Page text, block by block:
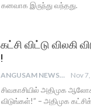
கனவாக இருந்து வந்தது.
கட்சி விட்டு
!
ANGUSAM NEWS Nov
சிவகாசியில் அதிமுக
விடுங்கள்!” – அதிமுக